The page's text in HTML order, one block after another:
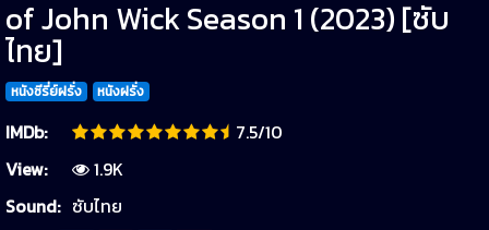
of John Wick Season 1 (2023) [ซับ
ไทย]
หนังซีรี่ย์ฝรั่ง หนังฝรั่ง
IMDb:
7.5/10
View:
1.9K
Sound: ซับไทย